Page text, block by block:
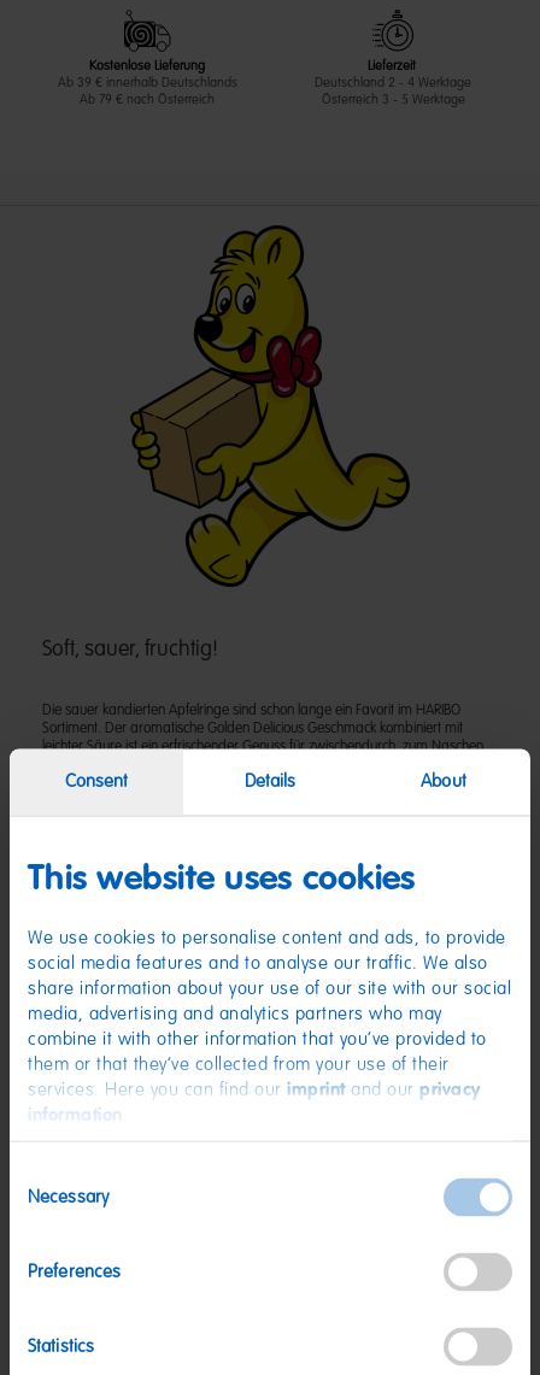
Consent Details About
This website uses cookies
We use cookies to personalise content and ads, to provide
social media features and to analyse our traffic. We also
share information about your use of our site with our social
media, advertising and analytics partners who may
combine it with other information that you’ve provided to
them or that they’ve collected from your use of their
services. Here you can find our imprintand our privacy
information
Selection
Necessary
Preferences
Statistics
Kostenlose Lieferung
Ab 39 € innerhalb Deutschlands
Ab 79 € nach Österreich
Lieferzeit
Deutschland 2 - 4 Werktage
Österreich 3 - 5 Werktage
Soft, sauer, fruchtig!
Die sauer kandierten Apfelringe sind schon lange ein Favorit im HARIBO
Sortiment. Der aromatische Golden Delicious Geschmack kombiniert mit
leichter Säure ist ein erfrischender Genuss für zwischendurch, zum Naschen
(D) Fruchtgummi mit Schaumzucker | Zutaten: Glukosesirup; Zucker;
Dextrose; Gelatine; Säuerungsmittel: Citronensäure, Äpfelsäure;
Spirulina, Saflor, Apfel; Aroma. Kann Spuren von MILCH, WEIZEN
enthalten.
Nährwerte
Nährwerte pro 100 g
Energie: 1428 kJ/336 kcal
Fett:
Eiweiß:
Nettogewicht: